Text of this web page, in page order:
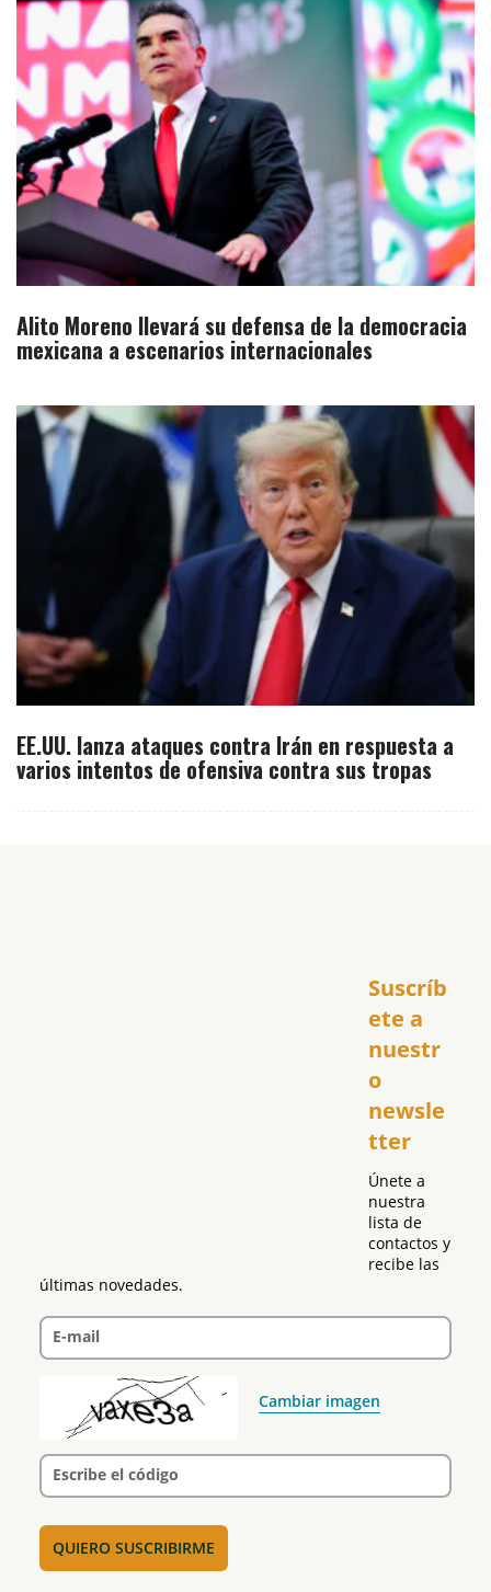
Alito Moreno llevará su defensa de la democracia
mexicana a escenarios internacionales​
EE.UU. lanza ataques contra Irán en respuesta a
varios intentos de ofensiva contra sus tropas
Suscríb
ete a
nuestr
o
newsle
tter
Únete a
nuestra
lista de
contactos y
recibe las
últimas novedades.
E-mail
Cambiar imagen
Escribe el código